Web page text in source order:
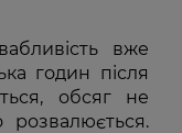
вже
годин після
обсяг не